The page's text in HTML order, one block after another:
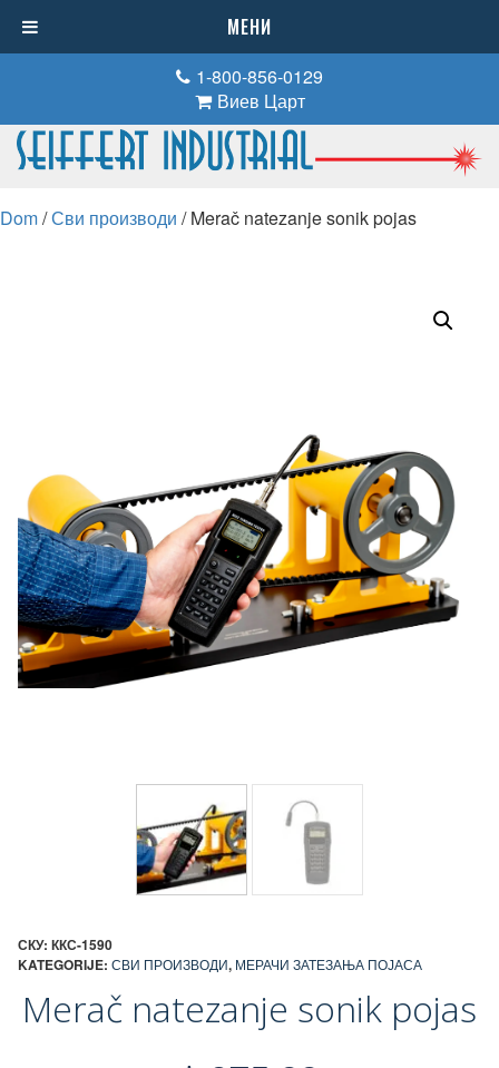
1-800-856-0129
Виев Царт
Dom/Сви производи / Merač natezanje sonik pojas
СКУ: ККС-1590
KATEGORIJE: СВИ ПРОИЗВОДИ, МЕРАЧИ ЗАТЕЗАЊА ПОЈАСА
Merač natezanje sonik pojas
МЕНИ